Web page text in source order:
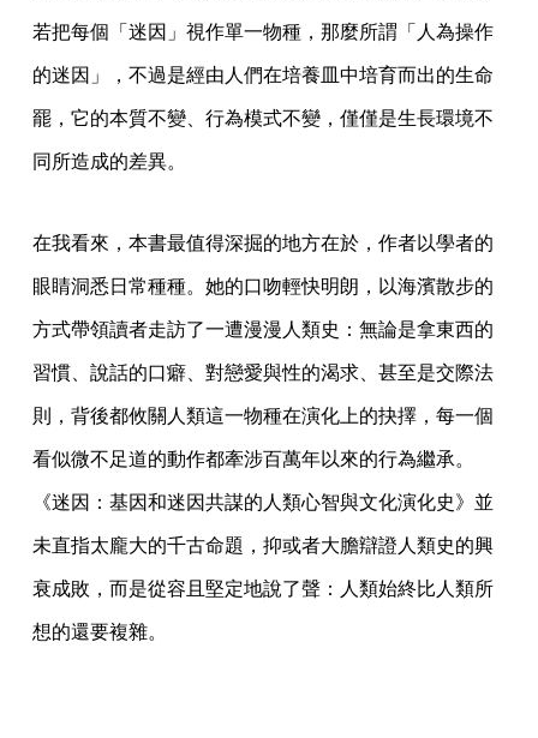
若把每個「迷因」視作單一物種，那麼所謂「人為操作
的迷因」，不過是經由人們在培養皿中培育而出的生命
罷，它的本質不變、行為模式不變，僅僅是生長環境不
同所造成的差異。
在我看來，本書最值得深掘的地方在於，作者以學者的
眼睛洞悉日常種種。她的口吻輕快明朗，以海濱散步的
方式帶領讀者走訪了一遭漫漫人類史：無論是拿東西的
習慣、說話的口癖、對戀愛與性的渴求、甚至是交際法
則，背後都攸關人類這一物種在演化上的抉擇，每一個
看似微不足道的動作都牽涉百萬年以來的行為繼承。
《迷因：基因和迷因共謀的人類心智與文化演化史》並
未直指太龐大的千古命題，抑或者大膽辯證人類史的興
衰成敗，而是從容且堅定地說了聲：人類始終比人類所
想的還要複雜。